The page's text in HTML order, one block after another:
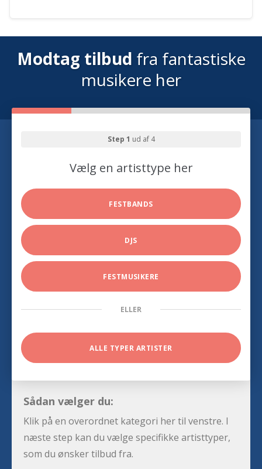
Modtag tilbud fra fantastiske
musikere her
Step 1 ud af 4
Vælg en artisttype her
FESTBANDS
DJS
FESTMUSIKERE
ELLER
ALLE TYPER ARTISTER
Sådan vælger du:
Klik på en overordnet kategori her til venstre. I
næste step kan du vælge specifikke artisttyper,
som du ønsker tilbud fra.